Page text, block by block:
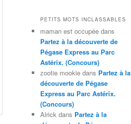
PETITS MOTS INCLASSABLES
maman est occupée dans
Partez à la découverte de
Pégase Express au Parc
Astérix. (Concours)
zootie mookie dans Partez à la
découverte de Pégase
Express au Parc Astérix.
(Concours)
Alrick dans Partez à la